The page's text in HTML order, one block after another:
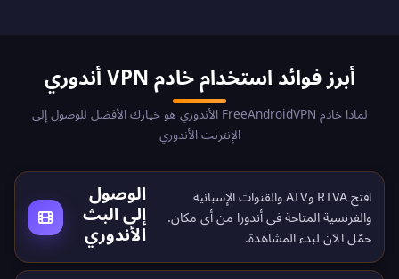
أبرز فوائد استخدام خادم VPN أندوري
لماذا خادم FreeAndroidVPN الأندوري هو خيارك الأفضل للوصول إلى
الإنترنت الأندوري
الوصول
إلى البث
الأندوري
افتح RTVA وATV والقنوات الإسبانية
والفرنسية المتاحة في أندورا من أي مكان.
حمّل الآن لبدء المشاهدة.